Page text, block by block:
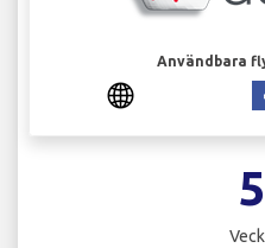
Användbara